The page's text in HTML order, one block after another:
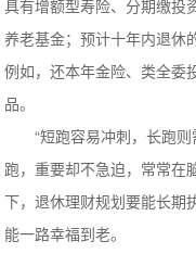
具有增额型寿险、分期缴投
养老基金；预计十年内退休
例如，还本年金险、类全委
品。
“短跑容易冲刺，长跑
跑，重要却不急迫，常常在
下，退休理财规划要能长期
能一路幸福到老。